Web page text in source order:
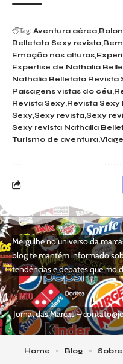
Tag: Aventura aérea
Belletato Sexy revista
Emoção nas alturas
Expertise de Nathalia
Nathalia Belletato Revista
Paisagens vistas do céu
Revista Sexy Revista
Sexy Sexy revista Sexy
Sexy revista Nathalia
Turismo de aventura
Mergulhe no universo da
blog te mantém informado
tendências e debates que
Jornal das Marcas –
Home Blog